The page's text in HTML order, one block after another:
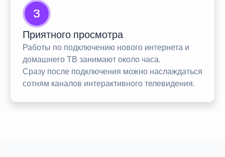
3
Приятного просмотра
Работы по подключению нового интернета и
домашнего ТВ занимают около часа.
Сразу после подключения можно наслаждаться
сотням каналов интерактивного телевидения.